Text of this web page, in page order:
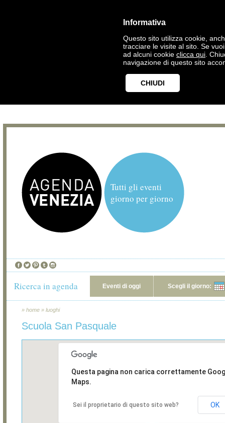
Informativa
Questo sito utilizza cookie,
tracciare le visite al sito. Se
ad alcuni cookie clicca qui .
navigazione di questo sito
CHIUDI
Tutti gli eventi
giorno per giorno
Ricerca in agenda Eventi di oggi Scegli il giorno:
» home » luoghi
Scuola San Pasquale
Questa pagina non carica correttamente
Maps.
Sei il proprietario di questo sito web? OK